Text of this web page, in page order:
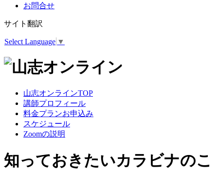
お問合せ
サイト翻訳
Select Language ▼
山志オンラインTOP
講師プロフィール
料金プランお申込み
スケジュール
Zoomの説明
知っておきたいカラビナのこ